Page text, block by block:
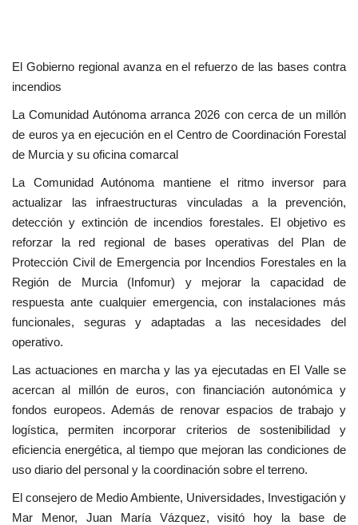
El Gobierno regional avanza en el refuerzo de las bases contra
incendios
La Comunidad Autónoma arranca 2026 con cerca de un millón
de euros ya en ejecución en el Centro de Coordinación Forestal
de Murcia y su oficina comarcal
La Comunidad Autónoma mantiene el ritmo inversor para
actualizar las infraestructuras vinculadas a la prevención,
detección y extinción de incendios forestales. El objetivo es
reforzar la red regional de bases operativas del Plan de
Protección Civil de Emergencia por Incendios Forestales en la
Región de Murcia (Infomur) y mejorar la capacidad de
respuesta ante cualquier emergencia, con instalaciones más
funcionales, seguras y adaptadas a las necesidades del
operativo.
Las actuaciones en marcha y las ya ejecutadas en El Valle se
acercan al millón de euros, con financiación autonómica y
fondos europeos. Además de renovar espacios de trabajo y
logística, permiten incorporar criterios de sostenibilidad y
eficiencia energética, al tiempo que mejoran las condiciones de
uso diario del personal y la coordinación sobre el terreno.
El consejero de Medio Ambiente, Universidades, Investigación y
Mar Menor, Juan María Vázquez, visitó hoy la base de